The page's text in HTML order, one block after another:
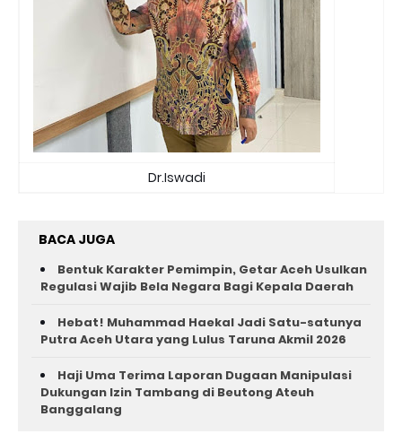
Dr.Iswadi
BACA JUGA
Bentuk Karakter Pemimpin, Getar Aceh Usulkan
Regulasi Wajib Bela Negara Bagi Kepala Daerah
Hebat! Muhammad Haekal Jadi Satu-satunya
Putra Aceh Utara yang Lulus Taruna Akmil 2026
Haji Uma Terima Laporan Dugaan Manipulasi
Dukungan Izin Tambang di Beutong Ateuh
Banggalang